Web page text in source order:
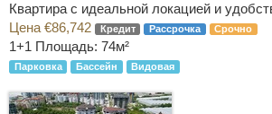
Квартира с идеальной локацией и
Цена €86,742
Кредит Рассрочка Срочно
1+1 Площадь: 74м²
Парковка Бассейн Видовая